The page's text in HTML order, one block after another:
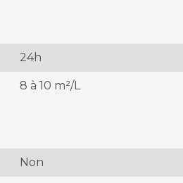
24h
8 à 10 m²/L
Non